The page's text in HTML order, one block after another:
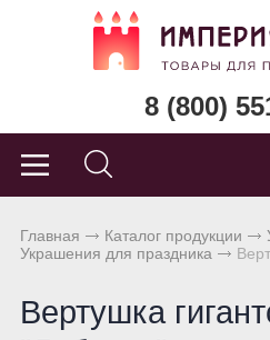
8 (800)
Главная Каталог продукции
Украшения для праздника
Вертушка